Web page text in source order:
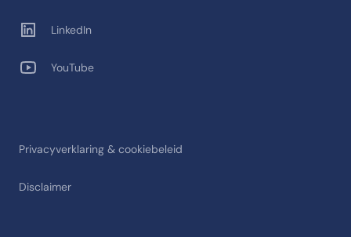
Privacyverklaring & cookiebeleid
Disclaimer
LinkedIn
YouTube